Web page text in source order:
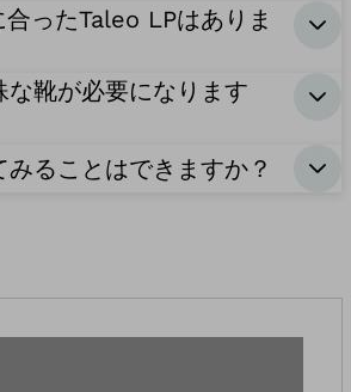
ったTaleo LPはありま
靴が必要になります
ることはできますか？